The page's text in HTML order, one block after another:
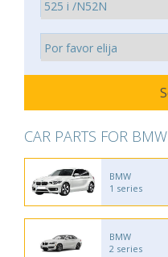
CAR PARTS FOR BMW
BMW
1 series
BMW
2 series